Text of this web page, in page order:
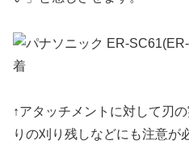
↑アタッチメントに対して刃
りの刈り残しなどにも注意が